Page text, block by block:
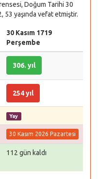
Doğum Tarihi 30
53 yaşında vefat etmiştir.
30 Kasım 1719
Perşembe
306. yıl
254 yıl
Yay
30 Kasım 2026 Pazartesi
112 gün kaldı